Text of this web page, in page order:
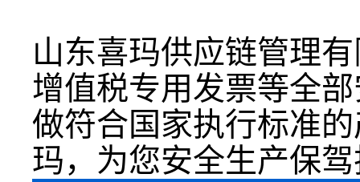
山东喜玛供应链管理
增值税专用发票等全
做符合国家执行标准
玛，为您安全生产保